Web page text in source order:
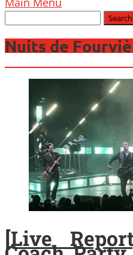
Nuits de
[Live